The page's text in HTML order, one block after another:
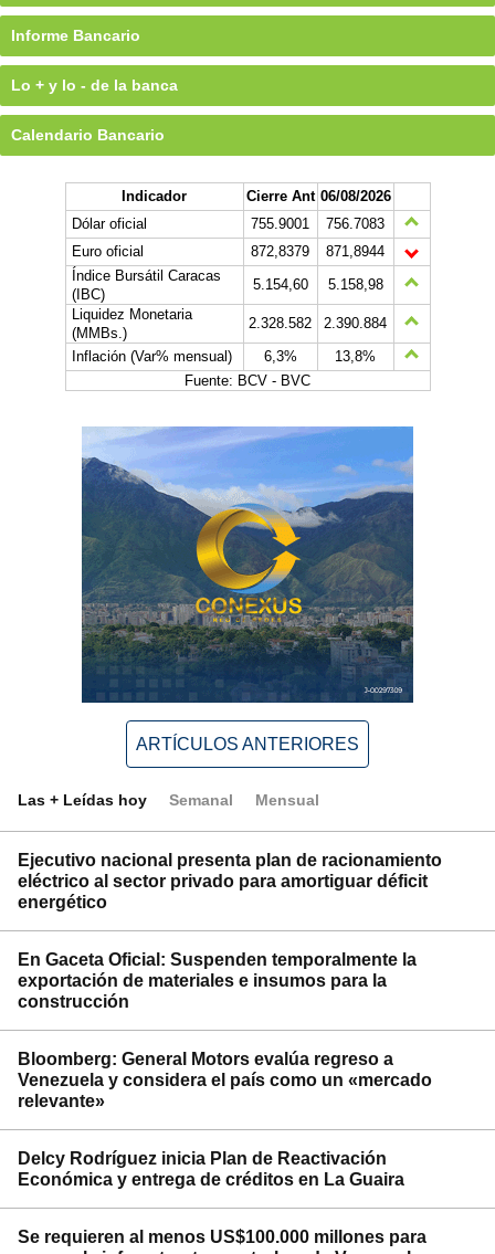
Informe Bancario
Lo + y lo - de la banca
Calendario Bancario
Indicador Cierre Ant 06/08/2026
Dólar oficial
755.9001
756.7083
Euro oficial
872,8379
871,8944
Índice Bursátil Caracas
(IBC)
5.154,60
5.158,98
Liquidez Monetaria
(MMBs.)
2.328.582
2.390.884
Inflación (Var% mensual)
6,3%
13,8%
Fuente: BCV - BVC
ARTÍCULOS ANTERIORES
Las + Leídas hoy Semanal Mensual
Ejecutivo nacional presenta plan de racionamiento
eléctrico al sector privado para amortiguar déficit
energético
En Gaceta Oficial: Suspenden temporalmente la
exportación de materiales e insumos para la
construcción
Bloomberg: General Motors evalúa regreso a
Venezuela y considera el país como un «mercado
relevante»
Delcy Rodríguez inicia Plan de Reactivación
Económica y entrega de créditos en La Guaira
Se requieren al menos US$100.000 millones para